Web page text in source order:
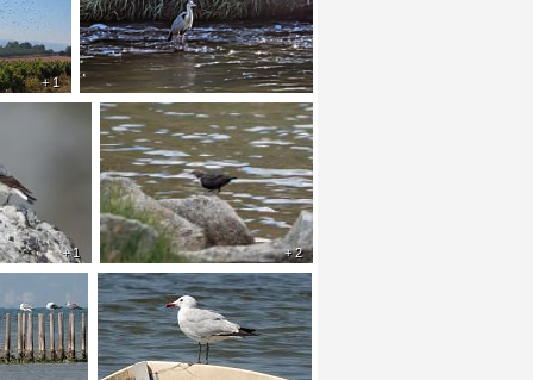
+ 1
+ 1 + 2